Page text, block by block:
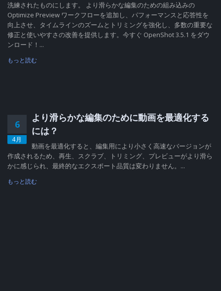
洗練されたものにします。 より滑らかな編集のための組み込みの
Optimize Preview ワークフローを追加し、パフォーマンスと応答性を
向上させ、タイムラインのズームとトリミングを強化し、多数の重要な
修正と使いやすさの改善を提供します。今すぐ OpenShot 3.5.1 をダウ
ンロード！...
もっと読む
6
4月
より滑らかな編集のために動画を最適化する
には？
動画を最適化すると、編集用により小さく高速なバージョンが
作成されるため、再生、スクラブ、トリミング、プレビューがより滑ら
かに感じられ、最終的なエクスポート品質は変わりません。...
もっと読む